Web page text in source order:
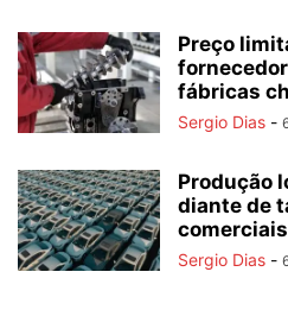
Preço
fábricas
Sergio Dias -
Produção
diante de
comerciais
Sergio Dias -